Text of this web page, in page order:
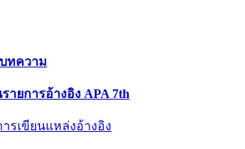
ทความ
ายการอ้างอิง APA 7th
รเขียนแหล่งอ้างอิง